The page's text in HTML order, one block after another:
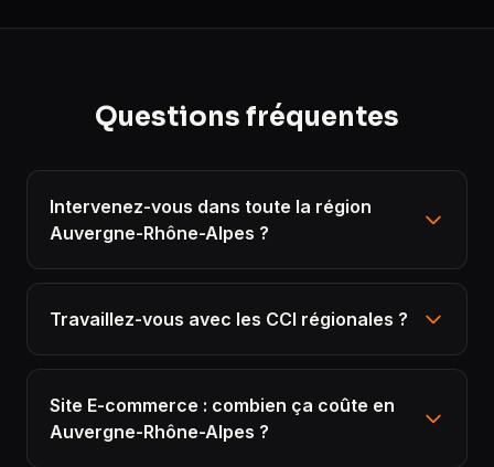
Questions fréquentes
Intervenez-vous dans toute la région
Auvergne-Rhône-Alpes ?
Travaillez-vous avec les CCI régionales ?
Site E-commerce : combien ça coûte en
Auvergne-Rhône-Alpes ?